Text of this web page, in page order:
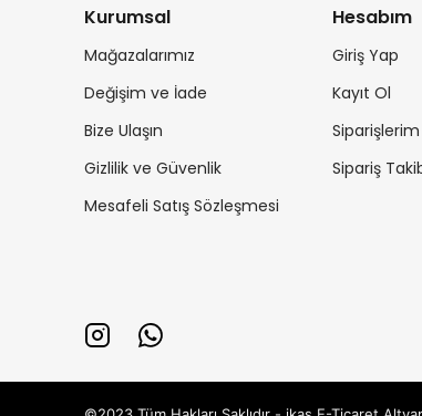
Kurumsal
Mağazalarımız
Değişim ve İade
Bize Ulaşın
Gizlilik ve Güvenlik
Mesafeli Satış Sözleşmesi
Hesabım
Giriş Yap
Kayıt Ol
Siparişlerim
Sipariş